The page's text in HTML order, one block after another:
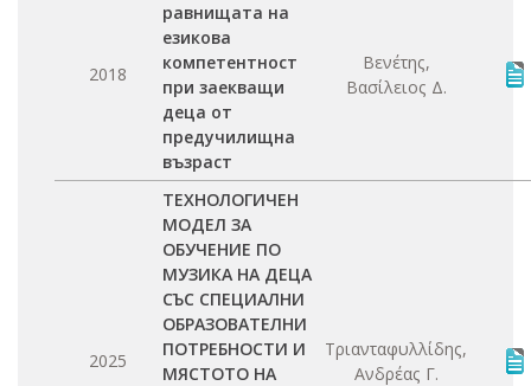
2018
равнищата на
езикова
компетентност
при заекващи
деца от
предучилищна
възраст
Βενέτης,
Βασίλειος Δ.
2025
ТЕХНОЛОГИЧЕН
МОДЕЛ ЗА
ОБУЧЕНИЕ ПО
МУЗИКА НА ДЕЦА
СЪС СПЕЦИАЛНИ
ОБРАЗОВАТЕЛНИ
ПОТРЕБНОСТИ И
МЯСТОТО НА
Τριανταφυλλίδης,
Ανδρέας Γ.